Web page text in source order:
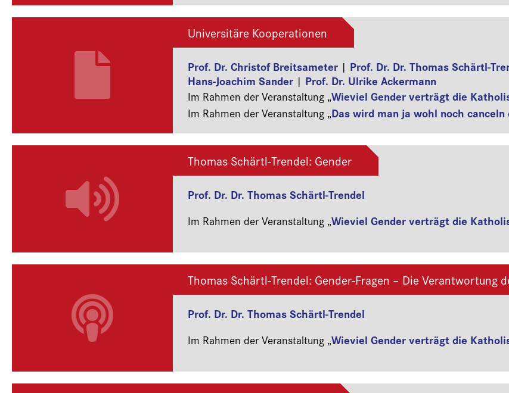
ja, diese erfreuliche Zahl wäre sogar noch etwas höher gewesen,
ich die Hochwürdigsten Herren Weihbischöfe Graf und Pappenberger
Sandra Huebenthal vom Department in Passau; an ihrer Stelle…
Universitäre Kooperationen
Prof. Dr. Christof Breitsameter | Prof. Dr. Dr. Thomas Schärtl-
Hans-Joachim Sander | Prof. Dr. Ulrike Ackermann
Im Rahmen der Veranstaltung „Wieviel Gender verträgt die
Im Rahmen der Veranstaltung „Das wird man ja wohl noch canceln
Thomas Schärtl-Trendel: Gender
Prof. Dr. Dr. Thomas Schärtl-Trendel
Im Rahmen der Veranstaltung „Wieviel Gender verträgt die
Thomas Schärtl-Trendel: Gender-Fragen – Die Verantwortung
Prof. Dr. Dr. Thomas Schärtl-Trendel
Im Rahmen der Veranstaltung „Wieviel Gender verträgt die